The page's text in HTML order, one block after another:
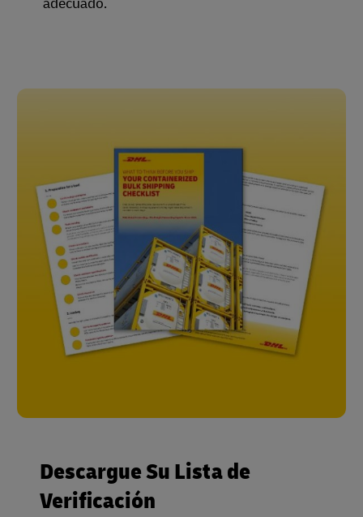
adecuado.
Descargue Su Lista de
Verificación